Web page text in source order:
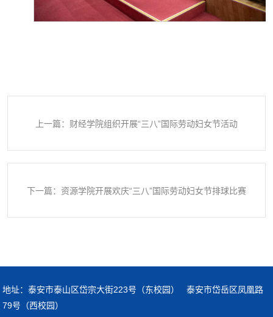
上一篇：财经学院组织开展“三八”国际劳动妇女节活动
下一篇：资源学院开展欢庆“三八”国际劳动妇女节排球比赛
地址：泰安市泰山区岱宗大街223号（东校园） 泰安市岱岳区凤凰路
79号（西校园）